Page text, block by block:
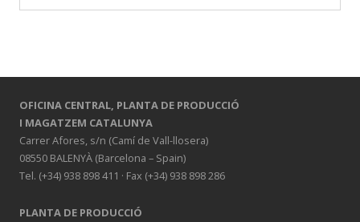
OFICINA CENTRAL, PLANTA DE PRODUCCIÓ
I MAGATZEM CATALUNYA
Carrer Afores, s/n (Camí de Vall-llosera)
08550 BALENYÀ (Barcelona – Spain)
Tel. (+34) 938 898 411 · Fax (+34) 938 898 286
PLANTA DE PRODUCCIÓ